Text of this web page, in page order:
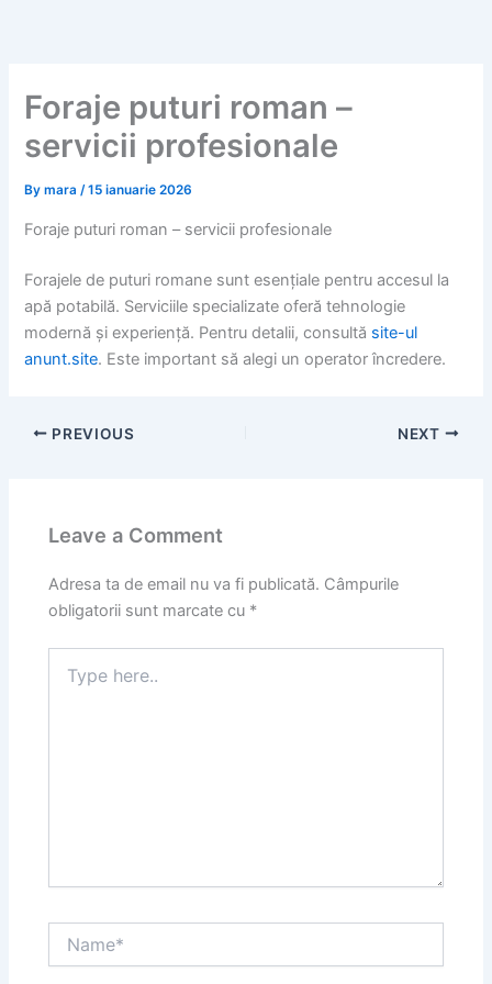
Foraje puturi roman –
servicii profesionale
Bymara/15 ianuarie 2026
Foraje puturi roman – servicii profesionale
Forajele de puturi romane sunt esențiale pentru accesul la
apă potabilă. Serviciile specializate oferă tehnologie
modernă și experiență. Pentru detalii, consultă site-ul
anunt.site. Este important să alegi un operator încredere.
PREVIOUS NEXT
Leave a Comment
Adresa ta de email nu va fi publicată. Câmpurile
obligatorii sunt marcate cu *
here..